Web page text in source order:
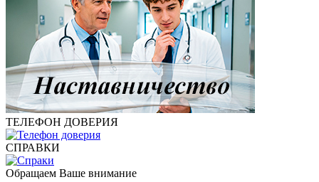
ТЕЛЕФОН ДОВЕРИЯ
СПРАВКИ
Обращаем Ваше внимание